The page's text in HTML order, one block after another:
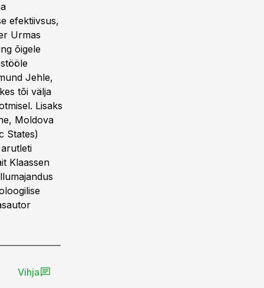
efektiivsus,
Urmas
õigele
Jehle,
tõi välja
Lisaks
Moldova
States)
Klaassen
Vihja